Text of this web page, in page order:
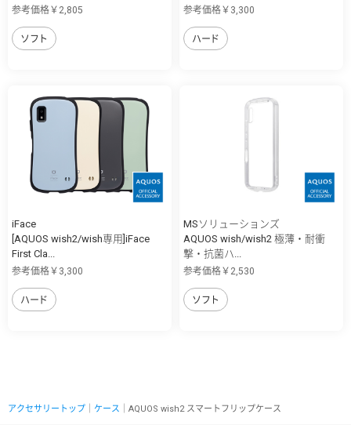
参考価格￥2,805
ソフト
参考価格￥3,300
ハード
iFace
[AQUOS wish2/wish専用]iFace
First Cla...
参考価格￥3,300
ハード
MSソリューションズ
AQUOS wish/wish2 極薄・耐衝
撃・抗菌ハ...
参考価格￥2,530
ソフト
アクセサリートップ ケース ｜AQUOS wish2 スマートフリップケース